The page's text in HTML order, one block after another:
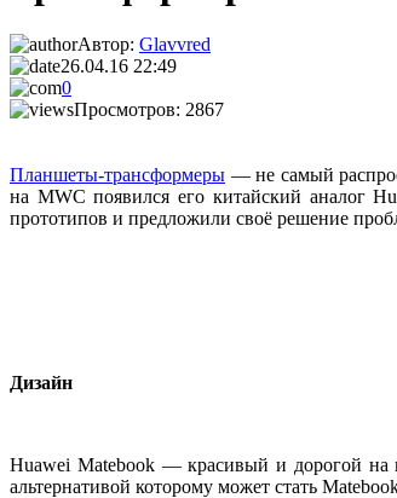
Автор: Glavvred
26.04.16 22:49
0
Просмотров: 2867
Планшеты-трансформеры — не самый
на MWC появился его китайский аналог
прототипов и предложили своё решение
Дизайн
Huawei Matebook — красивый и дорогой
альтернативой которому может стать